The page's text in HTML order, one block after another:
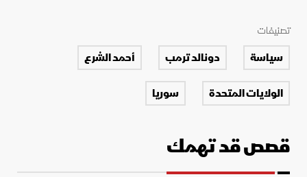
تصنيفات
سياسة دونالد ترمب
أحمد الشرع
الولايات المتحدة
سوريا
قصص قد تهمك